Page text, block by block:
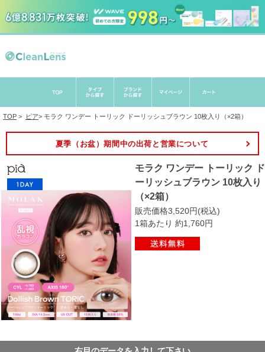
TOP > ピア> モラク ワンデー トーリック ドーリッシュブラウン 10枚入り（×2箱）
夏季（お盆）期間中の出荷と営業について
モラク ワンデー トーリック ド
ーリッシュブラウン 10枚入り
（×2箱）
販売価格3,520円(税込)
1箱あたり 約1,760円